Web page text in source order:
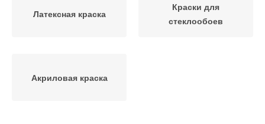
Латексная краска
Краски для
стеклообоев
Акриловая краска